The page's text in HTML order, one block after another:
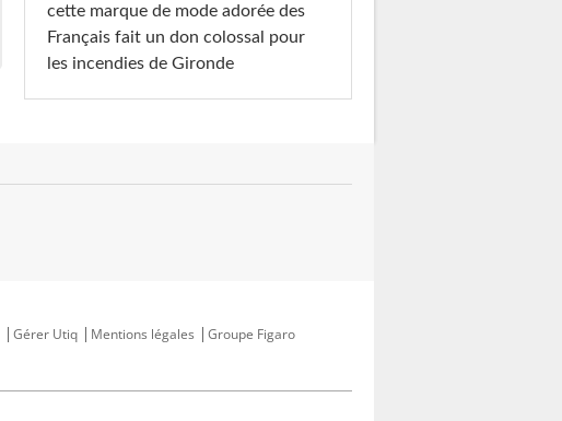
cette marque de mode adorée des
Français fait un don colossal pour
les incendies de Gironde
Gérer Utiq Mentions légales
Groupe Figaro